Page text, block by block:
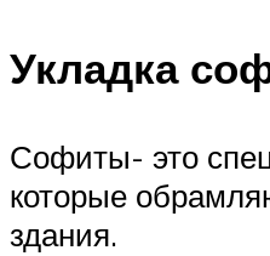
Укладка
Софиты- это
которые
здания.